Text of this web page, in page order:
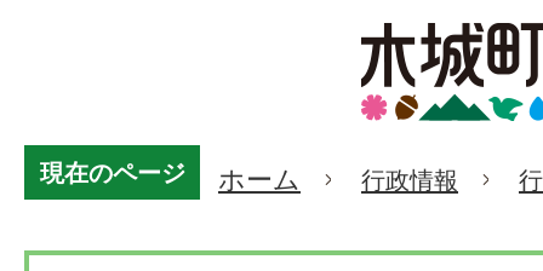
現在のページ ホーム 行政情報